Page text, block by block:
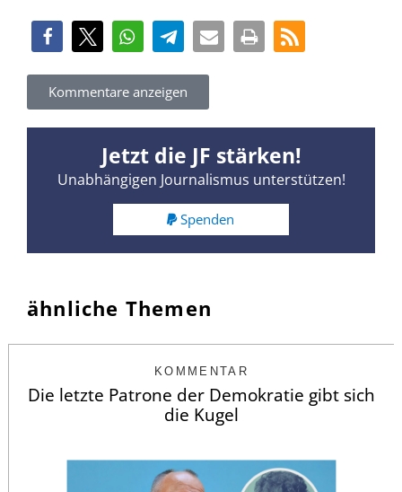
Kommentare anzeigen
Jetzt die JF stärken!
Unabhängigen Journalismus unterstützen!
Spenden
ähnliche Themen
KOMMENTAR
Die letzte Patrone der Demokratie gibt sich
die Kugel